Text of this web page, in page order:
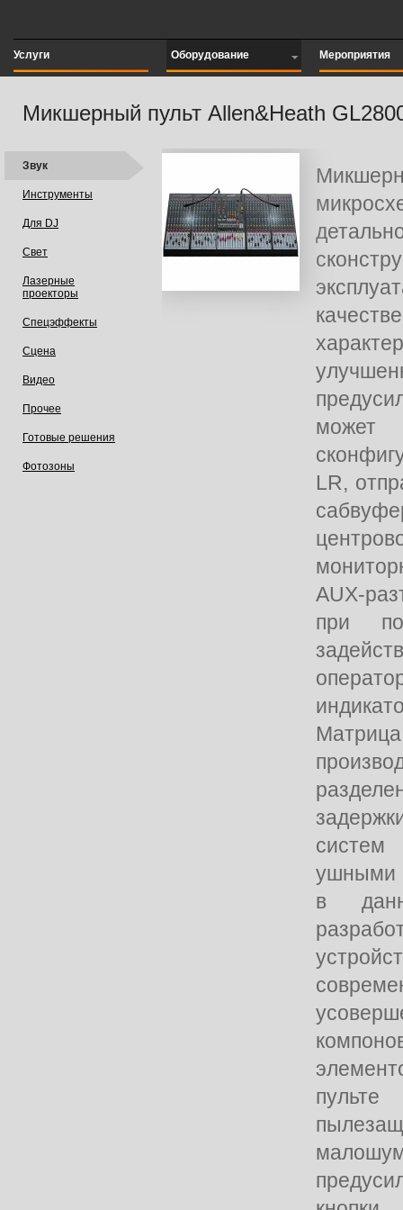
Услуги Оборудование Мероприятия
Микшерный пульт Allen&Heath
Звук
Инструменты
Для DJ
Свет
Лазерные
проекторы
Спецэффекты
Сцена
Видео
Прочее
Готовые решения
Фотозоны
LR,
AUX-
при
ушными
в